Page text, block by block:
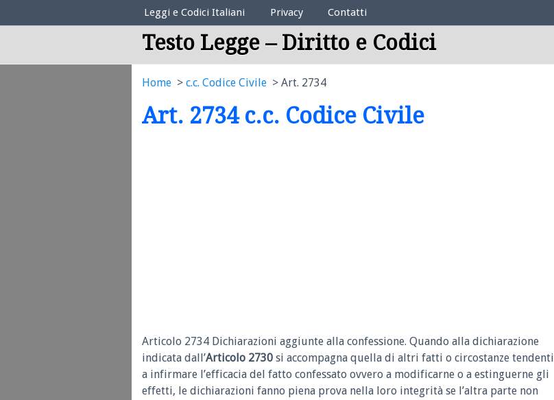
Elenco Codici Legali
Leggi e Codici Italiani Privacy Contatti
Testo Legge – Diritto e Codici
Home c.c. Codice Civile Art. 2734
Art. 2734 c.c. Codice Civile
Articolo 2734 Dichiarazioni aggiunte alla confessione. Quando alla dichiarazione
indicata dall’Articolo 2730 si accompagna quella di altri fatti o circostanze tendenti
a infirmare l’efficacia del fatto confessato ovvero a modificarne o a estinguerne gli
effetti, le dichiarazioni fanno piena prova nella loro integrità se l’altra parte non